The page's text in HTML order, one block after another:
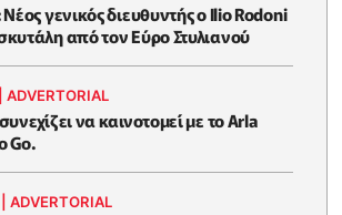
γενικός διευθυντής ο Ilio Rodoni
από τον Εύρο Στυλιανού
|ADVERTORIAL
να καινοτομεί με το Arla
Go.
|ADVERTORIAL